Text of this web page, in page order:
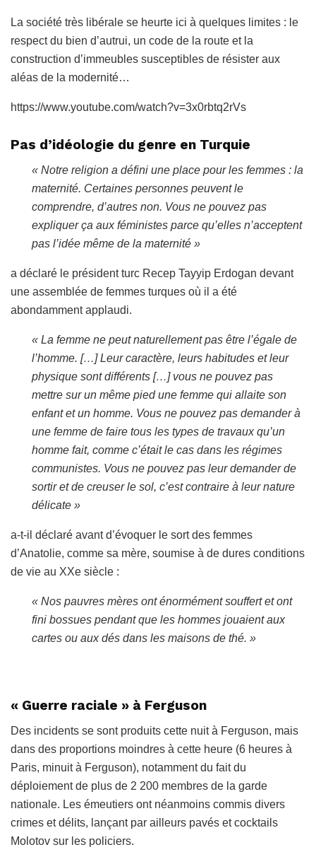
La société très libérale se heurte ici à quelques limites : le
respect du bien d’autrui, un code de la route et la
construction d’immeubles susceptibles de résister aux
aléas de la modernité…
https://www.youtube.com/watch?v=3x0rbtq2rVs
Pas d’idéologie du genre en Turquie
« Notre religion a défini une place pour les femmes : la
maternité. Certaines personnes peuvent le
comprendre, d’autres non. Vous ne pouvez pas
expliquer ça aux féministes parce qu’elles n’acceptent
pas l’idée même de la maternité »
a déclaré le président turc Recep Tayyip Erdogan devant
une assemblée de femmes turques où il a été
abondamment applaudi.
« La femme ne peut naturellement pas être l’égale de
l’homme. […] Leur caractère, leurs habitudes et leur
physique sont différents […] vous ne pouvez pas
mettre sur un même pied une femme qui allaite son
enfant et un homme. Vous ne pouvez pas demander à
une femme de faire tous les types de travaux qu’un
homme fait, comme c’était le cas dans les régimes
communistes. Vous ne pouvez pas leur demander de
sortir et de creuser le sol, c’est contraire à leur nature
délicate »
a-t-il déclaré avant d’évoquer le sort des femmes
d’Anatolie, comme sa mère, soumise à de dures conditions
de vie au XXe siècle :
« Nos pauvres mères ont énormément souffert et ont
fini bossues pendant que les hommes jouaient aux
cartes ou aux dés dans les maisons de thé. »
« Guerre raciale » à Ferguson
Des incidents se sont produits cette nuit à Ferguson, mais
dans des proportions moindres à cette heure (6 heures à
Paris, minuit à Ferguson), notamment du fait du
déploiement de plus de 2 200 membres de la garde
nationale. Les émeutiers ont néanmoins commis divers
crimes et délits, lançant par ailleurs pavés et cocktails
Molotov sur les policiers.